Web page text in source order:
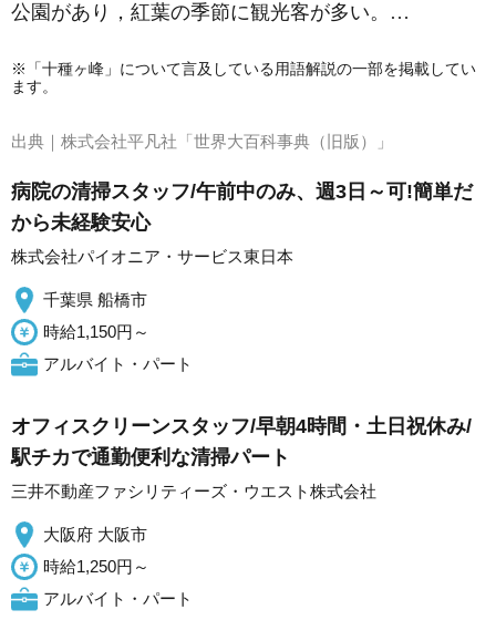
公園があり，紅葉の季節に観光客が多い。…
※「十種ヶ峰」について言及している用語解説の一部を掲載してい
ます。
出典｜ 株式会社平凡社「世界大百科事典（旧版）」
病院の清掃スタッフ/午前中のみ、週3日～可!簡単だ
から未経験安心
株式会社パイオニア・サービス東日本
千葉県 船橋市
時給1,150円～
アルバイト・パート
オフィスクリーンスタッフ/早朝4時間・土日祝休み/
駅チカで通勤便利な清掃パート
三井不動産ファシリティーズ・ウエスト株式会社
大阪府 大阪市
時給1,250円～
アルバイト・パート